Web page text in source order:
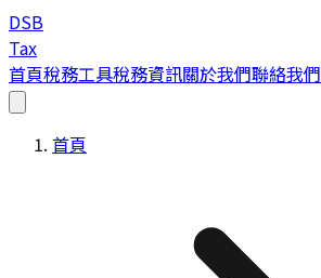
DSB
Tax
首頁稅務工具稅務資訊關於我們聯絡我們
首頁